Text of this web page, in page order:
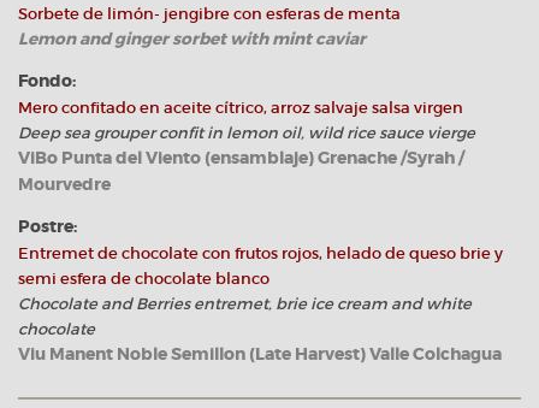
Sorbete de limón- jengibre con esferas de menta
Lemon and ginger sorbet with mint caviar
Fondo:
Mero conﬁtado en aceite cítrico, arroz salvaje salsa virgen
Deep sea grouper conﬁt in lemon oil, wild rice sauce vierge
ViBo Punta del Viento (ensamblaje) Grenache /Syrah /
Mourvedre
Postre:
Entremet de chocolate con frutos rojos, helado de queso brie y
semi esfera de chocolate blanco
Chocolate and Berries entremet, brie ice cream and white
chocolate
Viu Manent Noble Semillon (Late Harvest) Valle Colchagua